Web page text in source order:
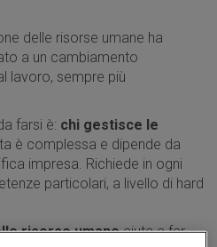
delle risorse umane ha
a un cambiamento
lavoro, sempre più
farsi è: chi gestisce le
è complessa e dipende da
impresa. Richiede in ogni
particolari, a livello di hard
risorse umaneaiuta a far